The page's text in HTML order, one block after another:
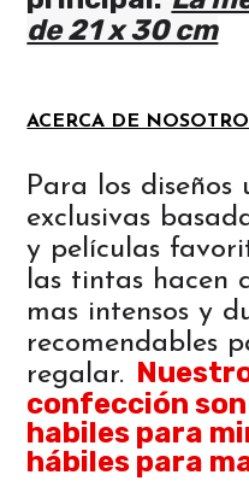
de 21 x 30 cm
ACERCA DE
Para los diseños
exclusivas
y películas
las tintas hacen
mas intensos y
recomendables
regalar.
confección son
habiles para
hábiles para